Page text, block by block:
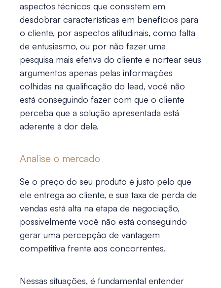
aspectos técnicos que consistem em
desdobrar características em benefícios para
o cliente, por aspectos atitudinais, como falta
de entusiasmo, ou por não fazer uma
pesquisa mais efetiva do cliente e nortear seus
argumentos apenas pelas informações
colhidas na qualificação do lead, você não
está conseguindo fazer com que o cliente
perceba que a solução apresentada está
aderente à dor dele.
Analise o mercado
Se o preço do seu produto é justo pelo que
ele entrega ao cliente, e sua taxa de perda de
vendas está alta na etapa de negociação,
possivelmente você não está conseguindo
gerar uma percepção de vantagem
competitiva frente aos concorrentes.
Nessas situações, é fundamental entender